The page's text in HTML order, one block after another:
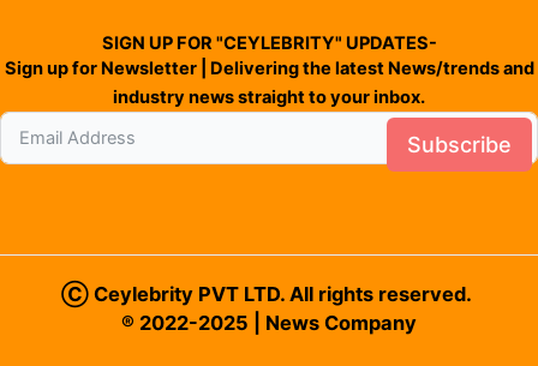
SIGN UP FOR "CEYLEBRITY" UPDATES-
Sign up for Newsletter | Delivering the latest News/trends and
industry news straight to your inbox.
Subscribe
Ⓒ Ceylebrity PVT LTD. All rights reserved.
® 2022-2025 | News Company